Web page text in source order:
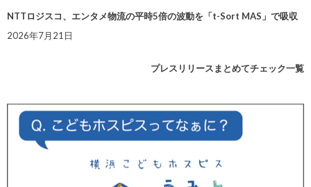
NTTロジスコ、エンタメ物流の平時5倍の波動を「t-Sort MAS」で吸収
2026年7月21日
プレスリリースまとめてチェック一覧